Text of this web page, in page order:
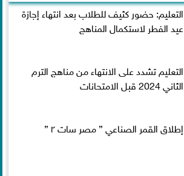
التعليم: حضور كثيف للطلاب بعد انتهاء إجازة
عيد الفطر لاستكمال المناهج
التعليم تشدد على الانتهاء من مناهج الترم
الثاني 2024 قبل الامتحانات
إطلاق القمر الصناعي ” مصر سات ٢ ”